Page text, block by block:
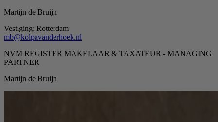
Martijn de Bruijn
Vestiging: Rotterdam
mb@kolpavanderhoek.nl
NVM REGISTER MAKELAAR & TAXATEUR - MANAGING
PARTNER
Martijn de Bruijn